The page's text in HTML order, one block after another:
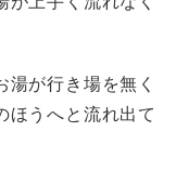
が行き場を無く
ほうへと流れ出て